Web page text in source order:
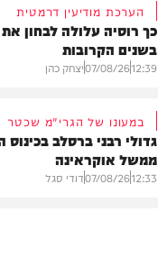
הערכת מודיעין דרמטית
כך רוסיה עלולה לבחון
בשנים הקרובות
12:39
07/08/26יצחק כהן
במעונו של הגרי"מ שכטר
גדולי רבני ברסלב
ממשל אוקראינה
12:33
07/08/26דודי סגל